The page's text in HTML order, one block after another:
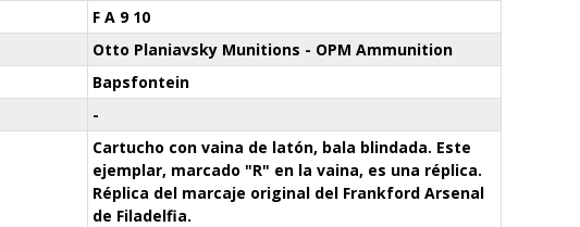
F A 9 10
Otto Planiavsky Munitions - OPM Ammunition
Bapsfontein
-
Cartucho con vaina de latón, bala blindada. Este
ejemplar, marcado "R" en la vaina, es una réplica.
Réplica del marcaje original del Frankford Arsenal
de Filadelfia.